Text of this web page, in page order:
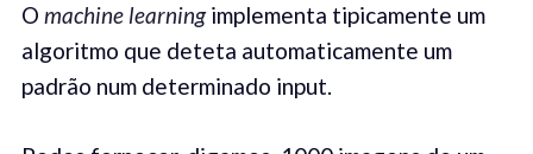
O machine learningimplementa tipicamente um
algoritmo que deteta automaticamente um
padrão num determinado input.